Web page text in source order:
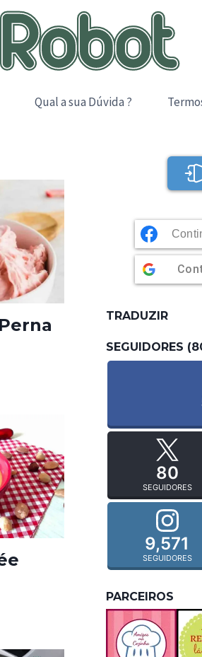
Qual a sua Dúvida ?
TRADUZIR
SEGUIDORES
80
SEGUIDORES
9,571
SEGUIDORES
PARCEIROS